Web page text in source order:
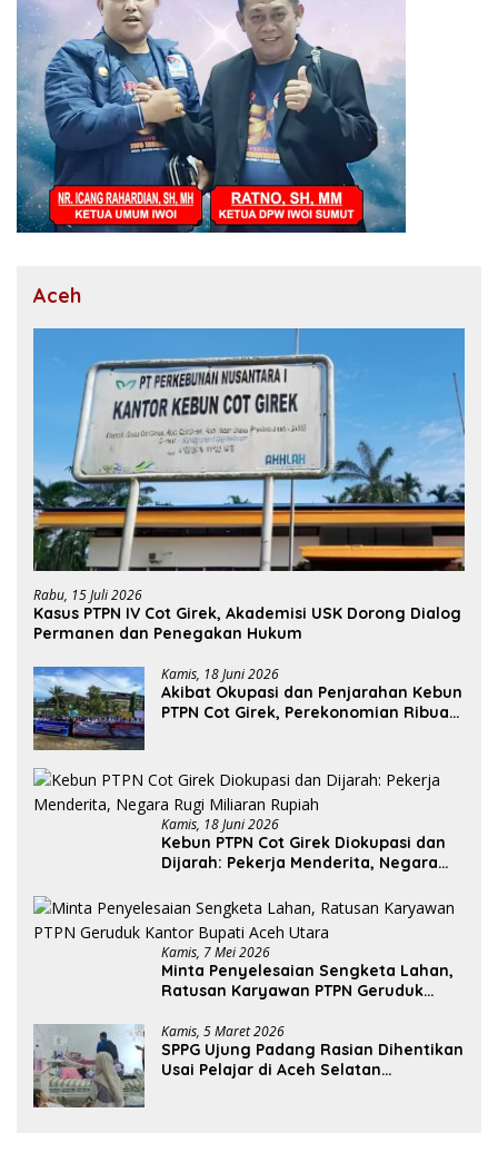
Aceh
Rabu, 15 Juli 2026
Kasus PTPN IV Cot Girek, Akademisi USK Dorong Dialog
Permanen dan Penegakan Hukum
Kamis, 18 Juni 2026
Akibat Okupasi dan Penjarahan Kebun
PTPN Cot Girek, Perekonomian Ribuan
Kamis, 18 Juni 2026
Kebun PTPN Cot Girek Diokupasi dan
Dijarah: Pekerja Menderita, Negara
Kamis, 7 Mei 2026
Minta Penyelesaian Sengketa Lahan,
Ratusan Karyawan PTPN Geruduk
Kamis, 5 Maret 2026
SPPG Ujung Padang Rasian Dihentikan
Usai Pelajar di Aceh Selatan